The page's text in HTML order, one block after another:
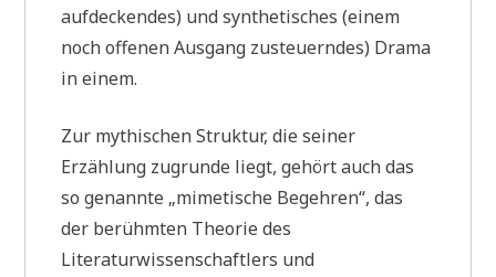
aufdeckendes) und synthetisches (einem
noch offenen Ausgang zusteuerndes) Drama
in einem.
Zur mythischen Struktur, die seiner
Erzählung zugrunde liegt, gehört auch das
so genannte „mimetische Begehren“, das
der berühmten Theorie des
Literaturwissenschaftlers und